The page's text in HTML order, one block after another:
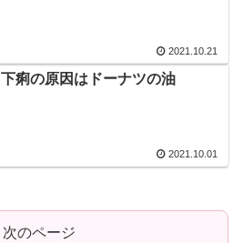
2021.10.21
下痢の原因はドーナツの油
2021.10.01
次のページ